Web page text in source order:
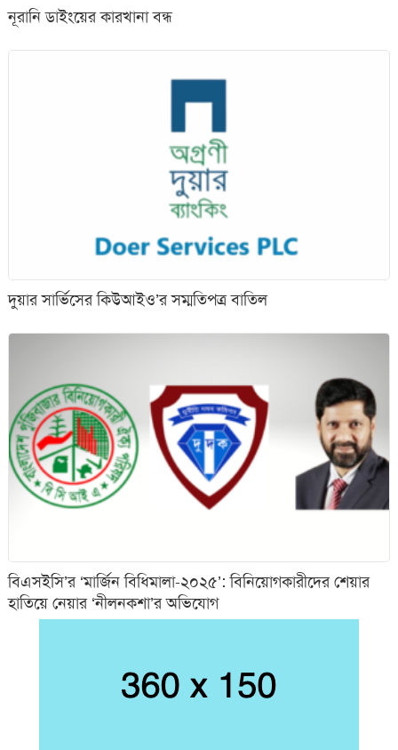
নূরানি ডাইংয়ের কারখানা বন্ধ
দুয়ার সার্ভিসের কিউআইও’র সম্মতিপত্র বাতিল
বিএসইসি’র ‘মার্জিন বিধিমালা-২০২৫’: বিনিয়োগকারীদের শেয়ার
হাতিয়ে নেয়ার ‘নীলনকশা’র অভিযোগ